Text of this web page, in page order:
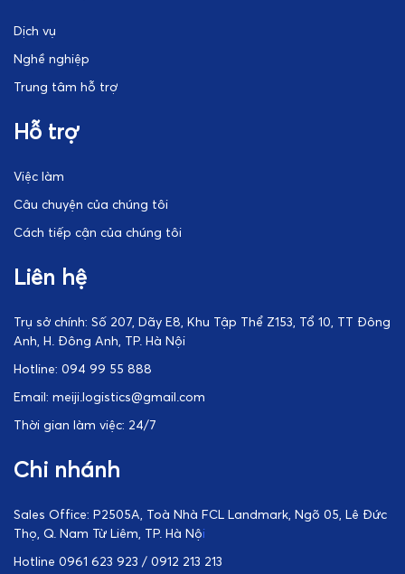
Dịch vụ
Nghề nghiệp
Trung tâm hỗ trợ
Hỗ trợ
Việc làm
Câu chuyện của chúng tôi
Cách tiếp cận của chúng tôi
Liên hệ
Trụ sở chính: Số 207, Dãy E8, Khu Tập Thể Z153, Tổ 10, TT Đông
Anh, H. Đông Anh, TP. Hà Nội
Hotline: 094 99 55 888
Email: meiji.logistics@gmail.com
Thời gian làm việc: 24/7
Chi nhánh
Sales Office: P2505A, Toà Nhà FCL Landmark, Ngõ 05, Lê Đức
Thọ, Q. Nam Từ Liêm, TP. Hà Nội
Hotline 0961 623 923 / 0912 213 213